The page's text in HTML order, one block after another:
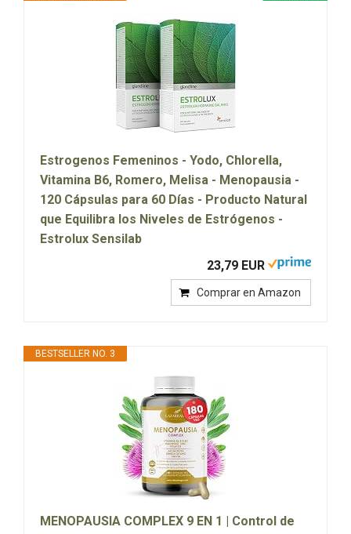
Estrogenos Femeninos - Yodo, Chlorella,
Vitamina B6, Romero, Melisa - Menopausia -
120 Cápsulas para 60 Días - Producto Natural
que Equilibra los Niveles de Estrógenos -
Estrolux Sensilab
23,79 EUR
Comprar en Amazon
BESTSELLER NO. 3
MENOPAUSIA COMPLEX 9 EN 1 | Control de